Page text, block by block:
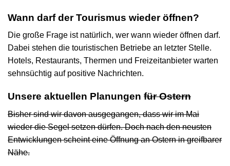
Wann darf der Tourismus wieder öffnen?
Die große Frage ist natürlich, wer wann wieder öffnen darf.
Dabei stehen die touristischen Betriebe an letzter Stelle.
Hotels, Restaurants, Thermen und Freizeitanbieter warten
sehnsüchtig auf positive Nachrichten.
Unsere aktuellen Planungen für Ostern
Bisher sind wir davon ausgegangen, dass wir im Mai
wieder die Segel setzen dürfen. Doch nach den neusten
Entwicklungen scheint eine Öffnung an Ostern in greifbarer
Nähe.